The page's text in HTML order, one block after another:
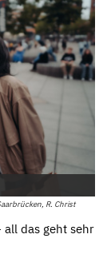
R. Christ
das geht sehr